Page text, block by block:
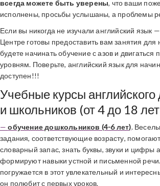
всегда можете быть уверены, что ваши
исполнены, просьбы услышаны, а проблемы
Если вы никогда не изучали английский язык
Центре готовы предоставить вам занятия
будете начинать обучение с азов и двигаться
уровням. Поверьте, английский язык для
доступен!!!
Учебные курсы английского
и школьников (от 4 до 18
—обучение дошкольников (4-6 лет).
задания, соответствующие возрасту,
словарный запас, знать буквы, звуки и цифры
формируют навыки устной и письменной
погружается в этот увлекательный и
он полюбит с первых уроков.